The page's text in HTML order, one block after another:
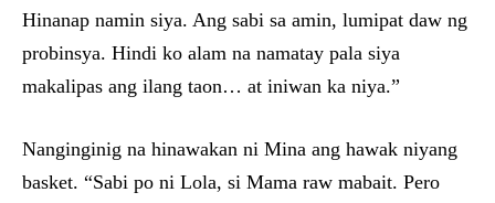
Hinanap namin siya. Ang sabi sa amin, lumipat daw ng
probinsya. Hindi ko alam na namatay pala siya
makalipas ang ilang taon… at iniwan ka niya.”
Nanginginig na hinawakan ni Mina ang hawak niyang
basket. “Sabi po ni Lola, si Mama raw mabait. Pero